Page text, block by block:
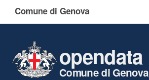
Comune di Genova
opendata
Comune di Genova